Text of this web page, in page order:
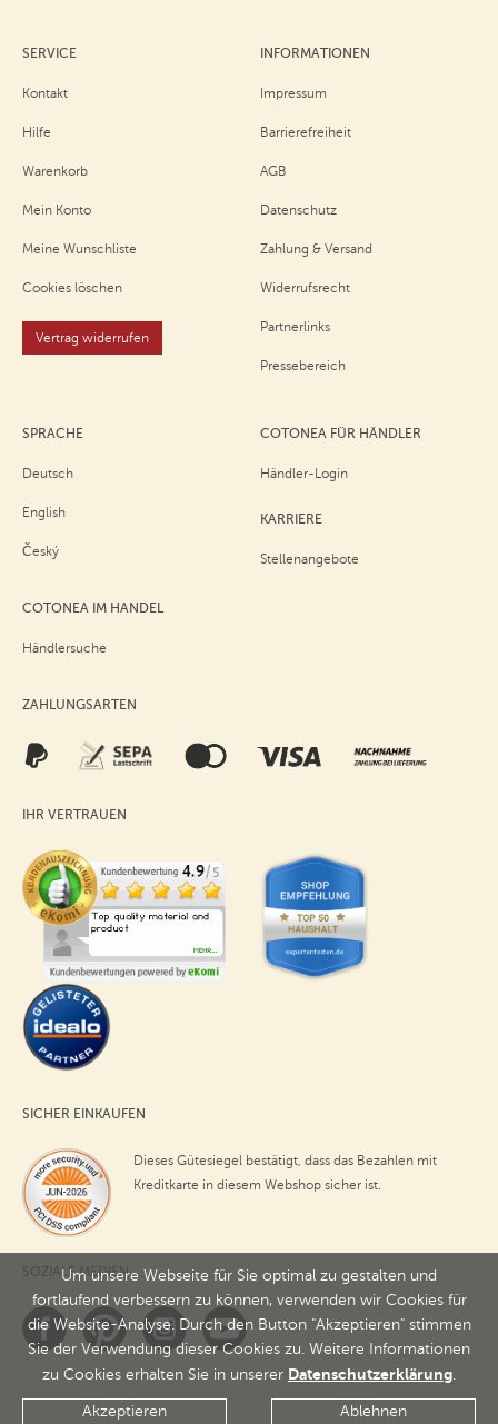
Um unsere Webseite für Sie optimal zu gestalten und
fortlaufend verbessern zu können, verwenden wir Cookies für
die Website-Analyse. Durch den Button "Akzeptieren" stimmen
Sie der Verwendung dieser Cookies zu. Weitere Informationen
zu Cookies erhalten Sie in unserer Datenschutzerklärung.
Akzeptieren Ablehnen
SERVICE
Kontakt
Hilfe
Warenkorb
Mein Konto
Meine Wunschliste
Cookies löschen
Vertrag widerrufen
INFORMATIONEN
Impressum
Barrierefreiheit
AGB
Datenschutz
Zahlung & Versand
Widerrufsrecht
Partnerlinks
Pressebereich
SPRACHE
Deutsch
English
Český
COTONEA IM HANDEL
Händlersuche
COTONEA FÜR HÄNDLER
Händler-Login
KARRIERE
Stellenangebote
ZAHLUNGSARTEN
IHR VERTRAUEN
SICHER EINKAUFEN
Dieses Gütesiegel bestätigt, dass das Bezahlen mit
Kreditkarte in diesem Webshop sicher ist.
SOZIALE MEDIEN